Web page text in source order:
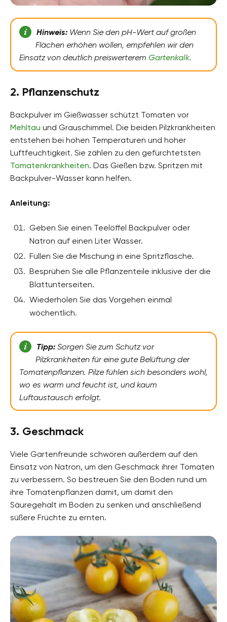
Hinweis: Wenn Sie den pH-Wert auf großen
Flächen erhöhen wollen, empfehlen wir den
Einsatz von deutlich preiswerterem Gartenkalk.
2. Pflanzenschutz
Backpulver im Gießwasser schützt Tomaten vor
Mehltau und Grauschimmel. Die beiden Pilzkrankheiten
entstehen bei hohen Temperaturen und hoher
Luftfeuchtigkeit. Sie zählen zu den gefürchtetsten
Tomatenkrankheiten. Das Gießen bzw. Spritzen mit
Backpulver-Wasser kann helfen.
Anleitung:
Geben Sie einen Teelöffel Backpulver oder
Natron auf einen Liter Wasser.
Füllen Sie die Mischung in eine Spritzflasche.
Besprühen Sie alle Pflanzenteile inklusive der die
Blattunterseiten.
Wiederholen Sie das Vorgehen einmal
wöchentlich.
Tipp:Sorgen Sie zum Schutz vor
Pilzkrankheiten für eine gute Belüftung der
Tomatenpflanzen. Pilze fühlen sich besonders wohl,
wo es warm und feucht ist, und kaum
Luftaustausch erfolgt.
3. Geschmack
Viele Gartenfreunde schwören außerdem auf den
Einsatz von Natron, um den Geschmack ihrer Tomaten
zu verbessern. So bestreuen Sie den Boden rund um
ihre Tomatenpflanzen damit, um damit den
Säuregehalt im Boden zu senken und anschließend
süßere Früchte zu ernten.